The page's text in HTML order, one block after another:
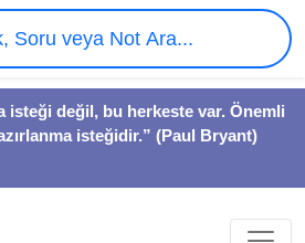
isteği değil, bu herkeste var. Önemli
isteğidir.” (Paul Bryant)
Soru veya Not Ara...